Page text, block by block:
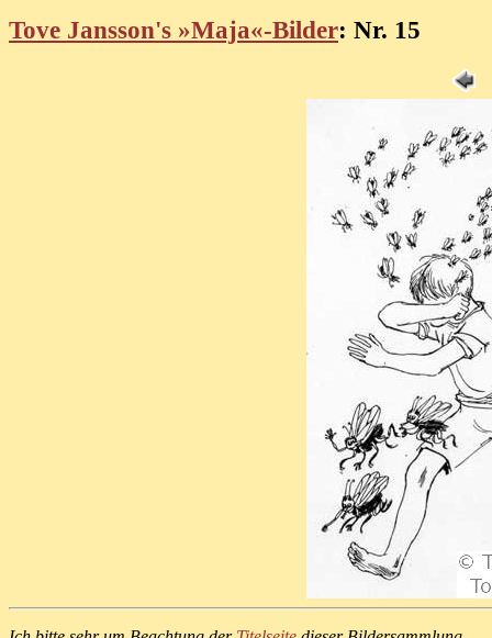
Tove Jansson's »Maja«-Bilder: Nr. 15